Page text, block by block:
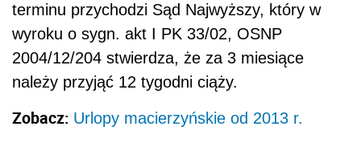
terminu przychodzi Sąd Najwyższy, który w
wyroku o sygn. akt I PK 33/02, OSNP
2004/12/204 stwierdza, że za 3 miesiące
należy przyjąć 12 tygodni ciąży.
Zobacz: Urlopy macierzyńskie od 2013 r.